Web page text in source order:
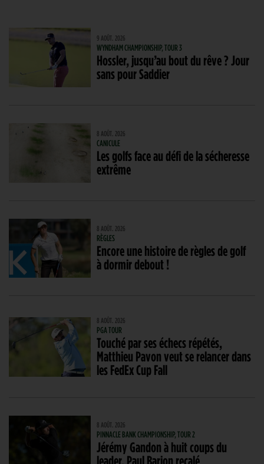
9 AOÛT. 2026
WYNDHAM CHAMPIONSHIP, TOUR 3
Hossler, jusqu’au bout du rêve ? Jour
sans pour Saddier
8 AOÛT. 2026
CANICULE
Les golfs face au défi de la sécheresse
extrême
8 AOÛT. 2026
RÈGLES
Encore une histoire de règles de golf
à dormir debout !
8 AOÛT. 2026
PGA TOUR
Touché par ses échecs répétés,
Matthieu Pavon veut se relancer dans
les FedEx Cup Fall
8 AOÛT. 2026
PINNACLE BANK CHAMPIONSHIP, TOUR 2
Jérémy Gandon à huit coups du
leader, Paul Barjon recalé